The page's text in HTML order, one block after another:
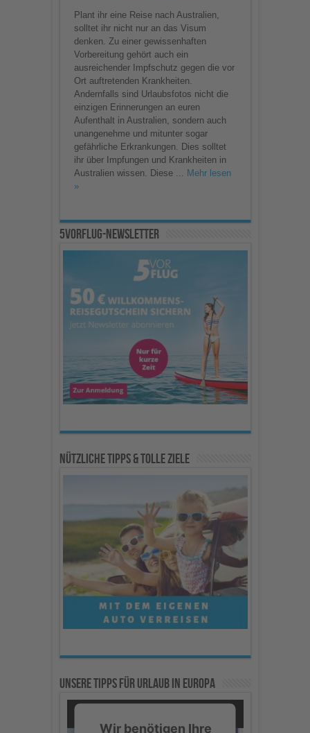
Plant ihr eine Reise nach Australien,
solltet ihr nicht nur an das Visum
denken. Zu einer gewissenhaften
Vorbereitung gehört auch ein
ausreichender Impfschutz gegen die vor
Ort auftretenden Krankheiten.
Andernfalls sind Urlaubsfotos nicht die
einzigen Erinnerungen an euren
Aufenthalt in Australien, sondern auch
unangenehme und mitunter sogar
gefährliche Erkrankungen. Dies solltet
ihr über Impfungen und Krankheiten in
Australien wissen. Diese ...
Mehr lesen
»
5vorFlug-Newsletter
Nützliche Tipps & Tolle Ziele
Unsere Tipps für Urlaub in Europa
Wir benötigen Ihre